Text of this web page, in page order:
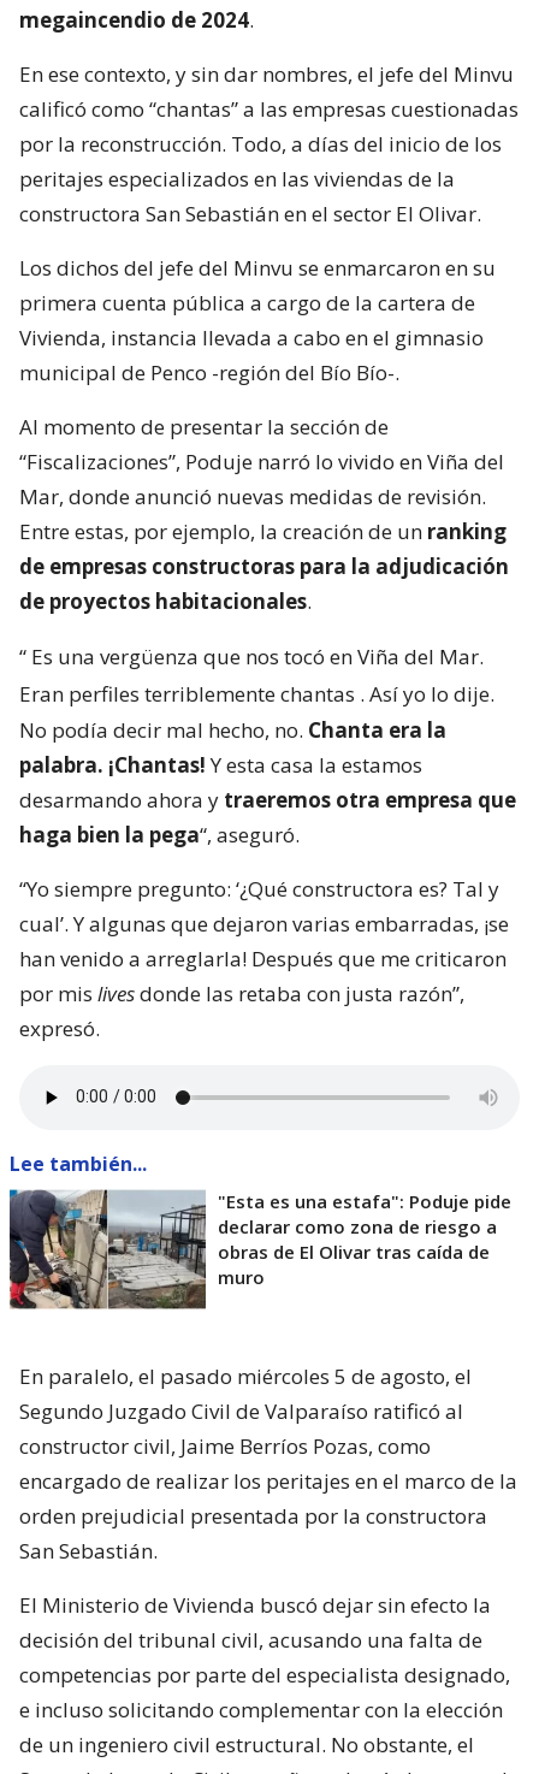
megaincendio de 2024.
En ese contexto, y sin dar nombres, el jefe del Minvu
calificó como “chantas” a las empresas cuestionadas
por la reconstrucción. Todo, a días del inicio de los
peritajes especializados en las viviendas de la
constructora San Sebastián en el sector El Olivar.
Los dichos del jefe del Minvu se enmarcaron en su
primera cuenta pública a cargo de la cartera de
Vivienda, instancia llevada a cabo en el gimnasio
municipal de Penco -región del Bío Bío-.
Al momento de presentar la sección de
“Fiscalizaciones”, Poduje narró lo vivido en Viña del
Mar, donde anunció nuevas medidas de revisión.
Entre estas, por ejemplo, la creación de un ranking
de empresas constructoras para la adjudicación
de proyectos habitacionales.
“ Es una vergüenza que nos tocó en Viña del Mar.
Eran perfiles terriblemente chantas . Así yo lo dije.
No podía decir mal hecho, no. Chanta era la
palabra. ¡Chantas!Y esta casa la estamos
desarmando ahora y traeremos otra empresa que
haga bien la pega“, aseguró.
“Yo siempre pregunto: ‘¿Qué constructora es? Tal y
cual’. Y algunas que dejaron varias embarradas, ¡se
han venido a arreglarla! Después que me criticaron
por mis livesdonde las retaba con justa razón”,
expresó.
Lee también...
"Esta es una estafa": Poduje pide
declarar como zona de riesgo a
obras de El Olivar tras caída de
muro
En paralelo, el pasado miércoles 5 de agosto, el
Segundo Juzgado Civil de Valparaíso ratificó al
constructor civil, Jaime Berríos Pozas, como
encargado de realizar los peritajes en el marco de la
orden prejudicial presentada por la constructora
San Sebastián.
El Ministerio de Vivienda buscó dejar sin efecto la
decisión del tribunal civil, acusando una falta de
competencias por parte del especialista designado,
e incluso solicitando complementar con la elección
de un ingeniero civil estructural. No obstante, el